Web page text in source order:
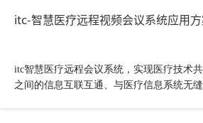
itc-智慧医疗远程视频会议系统应用
itc智慧医疗远程会议系统，实现医疗技术
之间的信息互联互通、与医疗信息系统无